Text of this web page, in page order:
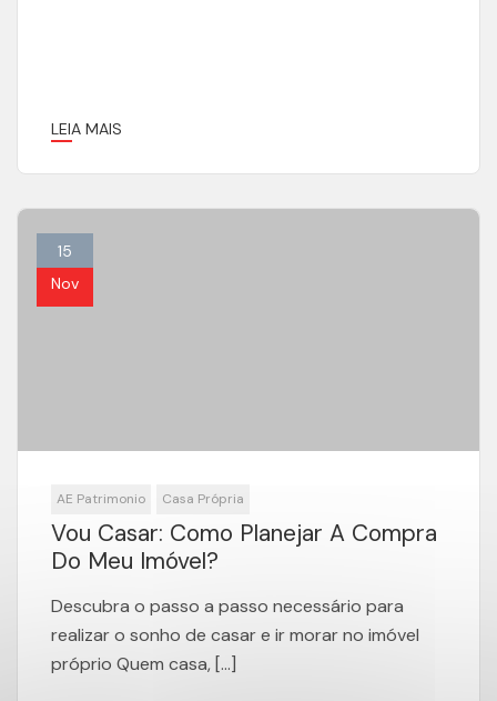
LEIA MAIS
15
Nov
AE Patrimonio Casa Própria
Vou Casar: Como Planejar A Compra
Do Meu Imóvel?
Descubra o passo a passo necessário para
realizar o sonho de casar e ir morar no imóvel
próprio Quem casa, […]